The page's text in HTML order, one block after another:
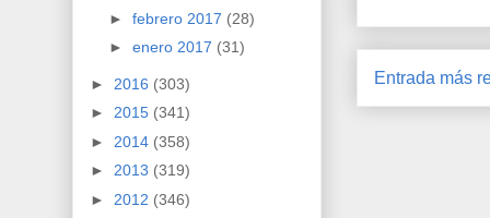
Entrada más
► febrero 2017 (28)
► enero 2017 (31)
► 2016 (303)
► 2015 (341)
► 2014 (358)
► 2013 (319)
► 2012 (346)